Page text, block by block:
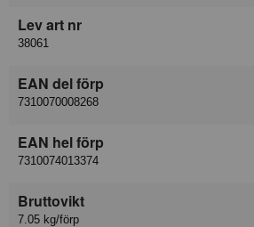
Lev art nr
38061
EAN del förp
7310070008268
EAN hel förp
7310074013374
Bruttovikt
7.05 kg/förp